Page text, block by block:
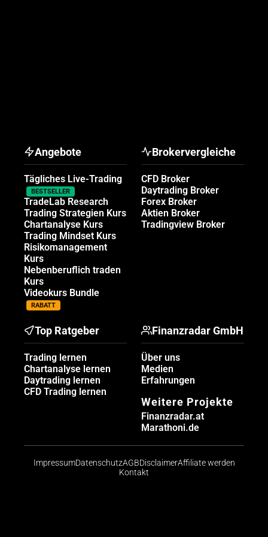
Angebote
Tägliches Live-Trading
BESTSELLER
TradeLab Research
Trading Strategien Kurs
Chartanalyse Kurs
Trading Mindset Kurs
Risikomanagement
Kurs
Nebenberuflich traden
Kurs
Videokurs Bundle
RABATT
Brokervergleiche
CFD Broker
Daytrading Broker
Forex Broker
Aktien Broker
Tradingview Broker
Top Ratgeber
Trading lernen
Chartanalyse lernen
Daytrading lernen
CFD Trading lernen
Finanzradar GmbH
Über uns
Medien
Erfahrungen
Weitere Projekte
Finanzradar.at
Marathoni.de
ImpressumDatenschutzAGBDisclaimerAffiliate werden
Kontakt